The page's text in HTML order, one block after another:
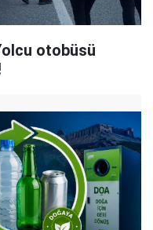
otobüsü